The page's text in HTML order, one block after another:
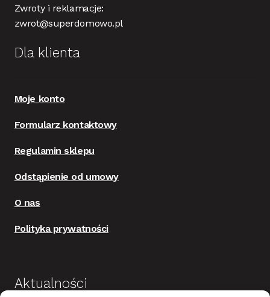
Zwroty i reklamacje:
zwrot@superdomowo.pl
Dla klienta
Moje konto
Formularz kontaktowy
Regulamin sklepu
Odstąpienie od umowy
O nas
Polityka prywatności
Aktualności